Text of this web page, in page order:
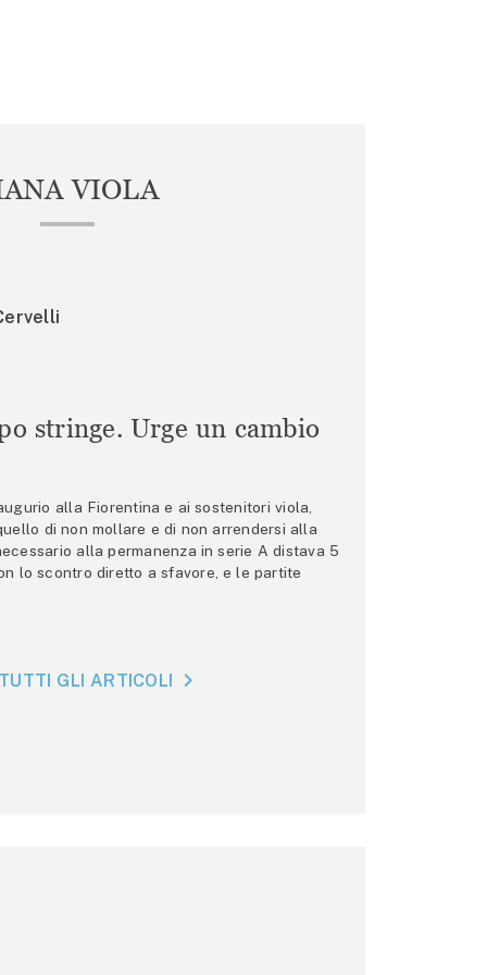
VIOLA
stringe. Urge un cambio
alla Fiorentina e ai sostenitori viola,
di non mollare e di non arrendersi alla
alla permanenza in serie A distava 5
lo scontro diretto a sfavore, e le partite
GLI ARTICOLI